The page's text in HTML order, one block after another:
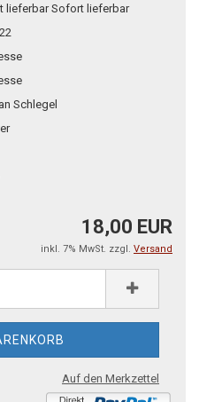
Sofort lieferbar
Schlegel
18,00 EUR
inkl. 7% MwSt. zzgl. Versand
Auf den Merkzettel